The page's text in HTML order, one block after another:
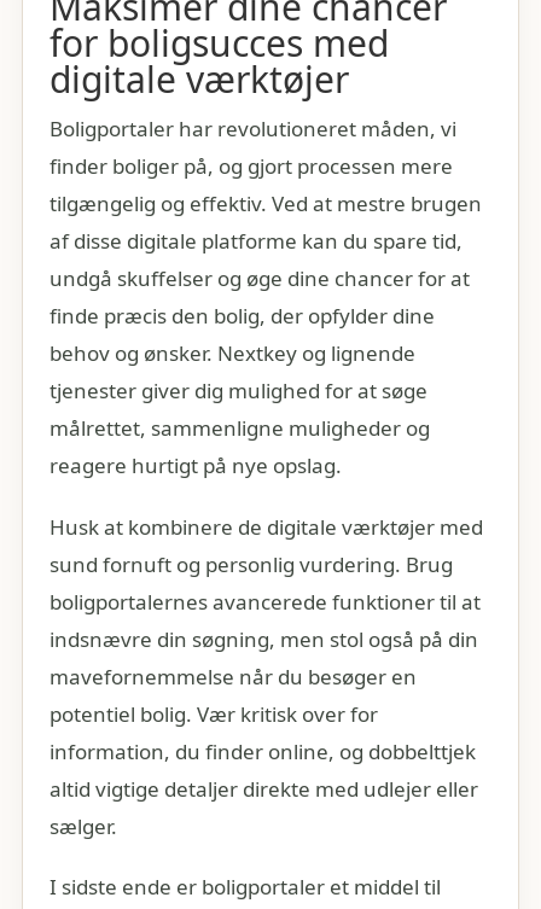
for boligsucces med
digitale værktøjer
Boligportaler har revolutioneret måden, vi
finder boliger på, og gjort processen mere
tilgængelig og effektiv. Ved at mestre brugen
af disse digitale platforme kan du spare tid,
undgå skuffelser og øge dine chancer for at
finde præcis den bolig, der opfylder dine
behov og ønsker. Nextkey og lignende
tjenester giver dig mulighed for at søge
målrettet, sammenligne muligheder og
reagere hurtigt på nye opslag.
Husk at kombinere de digitale værktøjer med
sund fornuft og personlig vurdering. Brug
boligportalernes avancerede funktioner til at
indsnævre din søgning, men stol også på din
mavefornemmelse når du besøger en
potentiel bolig. Vær kritisk over for
information, du finder online, og dobbelttjek
altid vigtige detaljer direkte med udlejer eller
sælger.
I sidste ende er boligportaler et middel til